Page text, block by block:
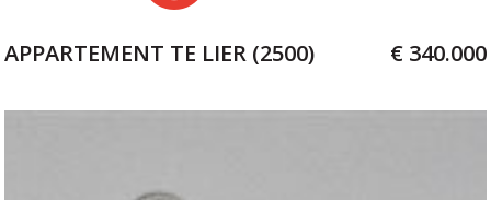
APPARTEMENT TE LIER (2500) € 340.000